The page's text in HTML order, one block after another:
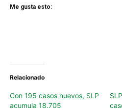
Me gusta esto:
Relacionado
Con 195 casos nuevos, SLP
acumula 18.705